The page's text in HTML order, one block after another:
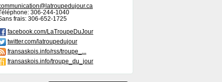
306-244-1040
frais: 306-652-1725
facebook.com/LaTroupeDuJour
twitter.com/latroupedujour
fransaskois.info/rss/troupe_...
fransaskois.info/troupe_du_jour